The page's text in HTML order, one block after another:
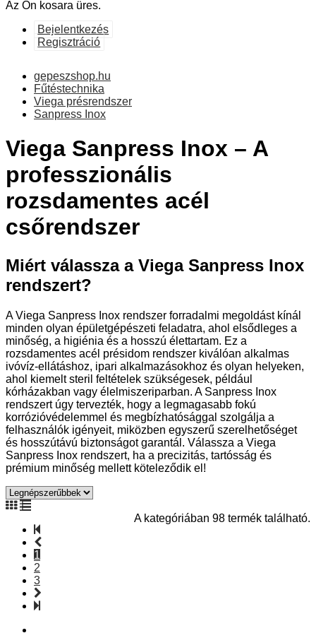
Az Ön kosara üres.
Bejelentkezés
Regisztráció
gepeszshop.hu
Fűtéstechnika
Viega présrendszer
Sanpress Inox
Viega Sanpress Inox – A
professzionális
rozsdamentes acél
csőrendszer
Miért válassza a Viega Sanpress Inox
rendszert?
A Viega Sanpress Inox rendszer forradalmi megoldást kínál
minden olyan épületgépészeti feladatra, ahol elsődleges a
minőség, a higiénia és a hosszú élettartam. Ez a
rozsdamentes acél présidom rendszer kiválóan alkalmas
ivóvíz-ellátáshoz, ipari alkalmazásokhoz és olyan helyeken,
ahol kiemelt steril feltételek szükségesek, például
kórházakban vagy élelmiszeriparban. A Sanpress Inox
rendszert úgy tervezték, hogy a legmagasabb fokú
korrózióvédelemmel és megbízhatósággal szolgálja a
felhasználók igényeit, miközben egyszerű szerelhetőséget
és hosszútávú biztonságot garantál. Válassza a Viega
Sanpress Inox rendszert, ha a precizitás, tartósság és
prémium minőség mellett köteleződik el!
A kategóriában 98 termék található.
1
2
3